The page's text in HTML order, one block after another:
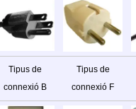
Tipus de
connexió B
Tipus de
connexió F